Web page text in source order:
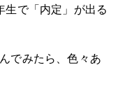
生で「内定」が出る
でみたら、色々あ